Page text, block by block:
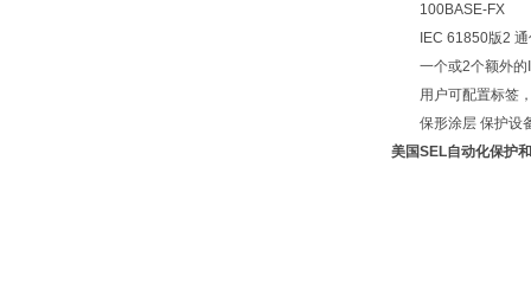
100BASE-FX
IEC 61850版2 通
一个或2个额外的I/
用户可配置标签，
保形涂层 保护设备
美国SEL自动化保护